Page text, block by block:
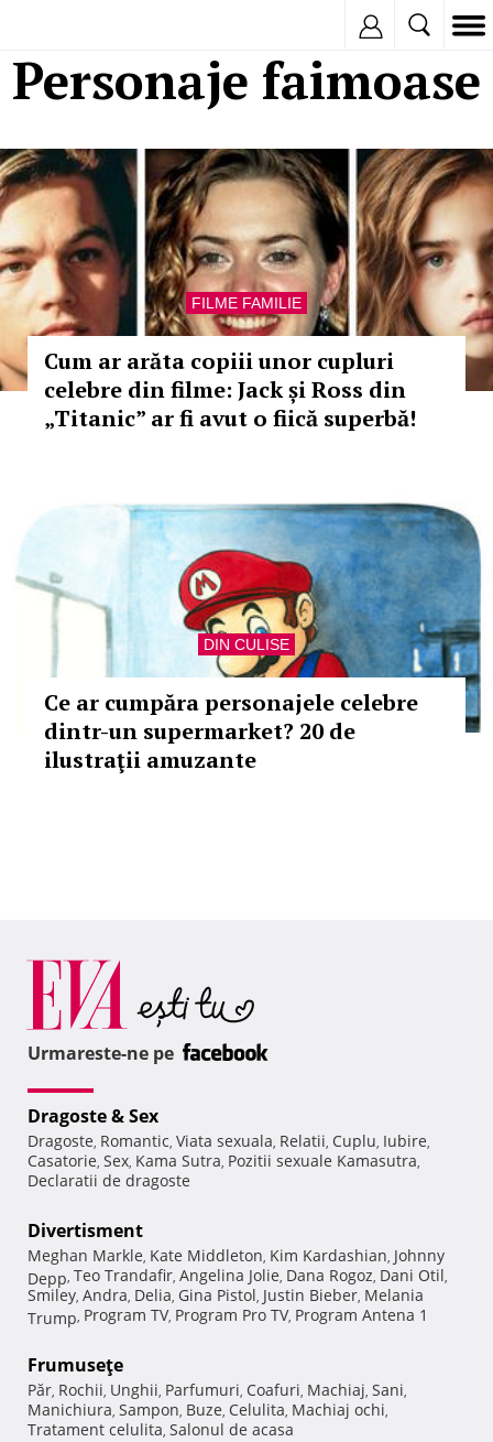
Personaje faimoase
FILME FAMILIE
Cum ar arăta copiii unor cupluri
celebre din filme: Jack și Ross din
„Titanic” ar fi avut o fiică superbă!
DIN CULISE
Ce ar cumpăra personajele celebre
dintr-un supermarket? 20 de
ilustraţii amuzante
Urmareste-ne pe
Dragoste & Sex
Dragoste, Romantic, Viata sexuala, Relatii, Cuplu, Iubire,
Casatorie, Sex, Kama Sutra, Pozitii sexuale Kamasutra,
Declaratii de dragoste
Divertisment
Meghan Markle, Kate Middleton, Kim Kardashian, Johnny
Depp, Teo Trandafir, Angelina Jolie, Dana Rogoz, Dani Otil,
Smiley, Andra, Delia, Gina Pistol, Justin Bieber, Melania
Trump, Program TV, Program Pro TV, Program Antena 1
Frumuseţe
Păr, Rochii, Unghii, Parfumuri, Coafuri, Machiaj, Sani,
Manichiura, Sampon, Buze, Celulita, Machiaj ochi,
Tratament celulita, Salonul de acasa